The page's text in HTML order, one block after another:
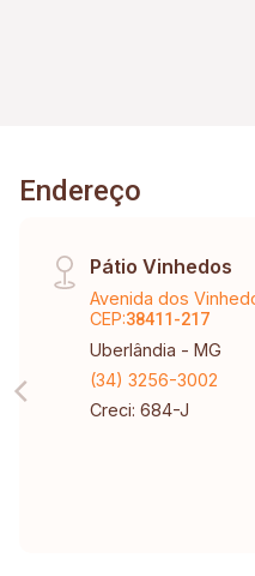
Endereço
Pátio Vinhedos
Avenida dos
CEP:38411-217
Uberlândia - MG
(34) 3256-3002
Creci: 684-J